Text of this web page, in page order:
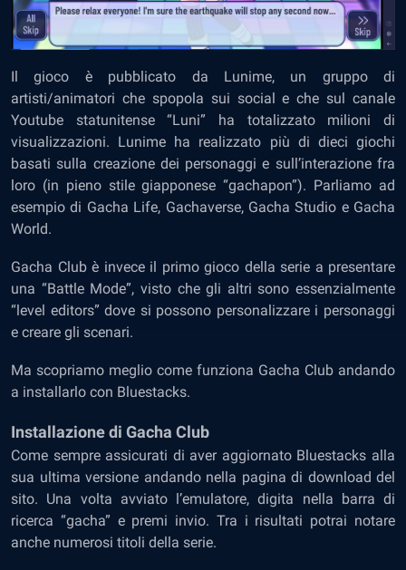
Il gioco è pubblicato da Lunime, un gruppo di
artisti/animatori che spopola sui social e che sul canale
Youtube statunitense “Luni” ha totalizzato milioni di
visualizzazioni. Lunime ha realizzato più di dieci giochi
basati sulla creazione dei personaggi e sull’interazione fra
loro (in pieno stile giapponese “gachapon”). Parliamo ad
esempio di Gacha Life, Gachaverse, Gacha Studio e Gacha
World.
Gacha Club è invece il primo gioco della serie a presentare
una “Battle Mode”, visto che gli altri sono essenzialmente
“level editors” dove si possono personalizzare i personaggi
e creare gli scenari.
Ma scopriamo meglio come funziona Gacha Club andando
a installarlo con Bluestacks.
Installazione di Gacha Club
Come sempre assicurati di aver aggiornato Bluestacks alla
sua ultima versione andando nella pagina di download del
sito. Una volta avviato l’emulatore, digita nella barra di
ricerca “gacha” e premi invio. Tra i risultati potrai notare
anche numerosi titoli della serie.